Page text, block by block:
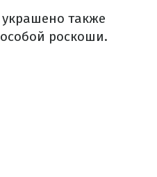
также
роскоши.